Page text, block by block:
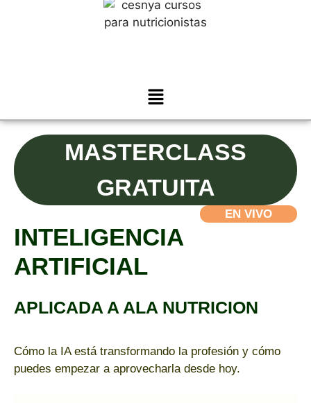
MASTERCLASS
GRATUITA
EN VIVO
INTELIGENCIA
ARTIFICIAL
APLICADA A ALA NUTRICION
Cómo la IA está transformando la profesión y cómo
puedes empezar a aprovecharla desde hoy.